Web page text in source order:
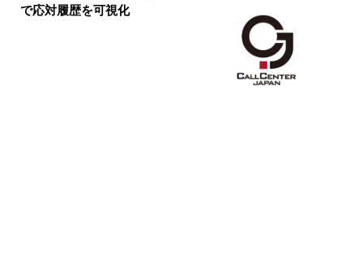
で応対履歴を可視化